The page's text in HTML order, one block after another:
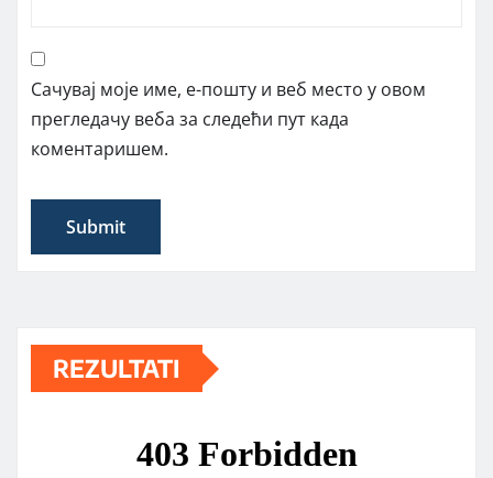
Сачувај моје име, е-пошту и веб место у овом
прегледачу веба за следећи пут када
коментаришем.
REZULTATI